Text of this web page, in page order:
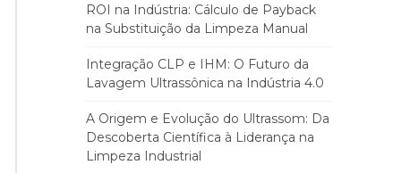
ROI na Indústria: Cálculo de Payback
na Substituição da Limpeza Manual
Integração CLP e IHM: O Futuro da
Lavagem Ultrassônica na Indústria 4.0
A Origem e Evolução do Ultrassom: Da
Descoberta Científica à Liderança na
Limpeza Industrial